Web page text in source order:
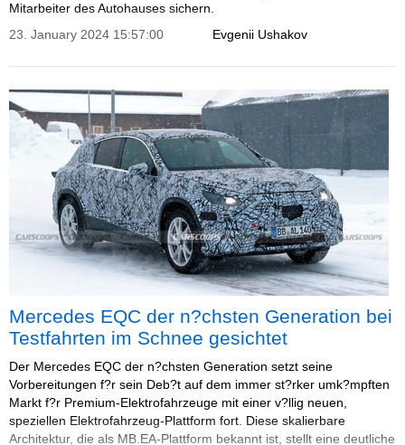
Mitarbeiter des Autohauses sichern.
Evgenii Ushakov
23. January 2024 15:57:00
Mercedes EQC der n?chsten Generation bei
Testfahrten im Schnee gesichtet
Der Mercedes EQC der n?chsten Generation setzt seine
Vorbereitungen f?r sein Deb?t auf dem immer st?rker umk?mpften
Markt f?r Premium-Elektrofahrzeuge mit einer v?llig neuen,
speziellen Elektrofahrzeug-Plattform fort. Diese skalierbare
Architektur, die als MB.EA-Plattform bekannt ist, stellt eine deutliche